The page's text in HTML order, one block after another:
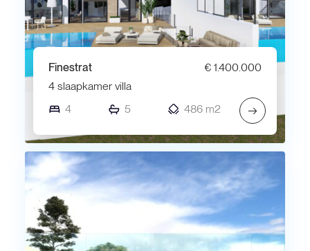
Finestrat
€ 1.400.000
4 slaapkamer villa
4
5 486 m2 →